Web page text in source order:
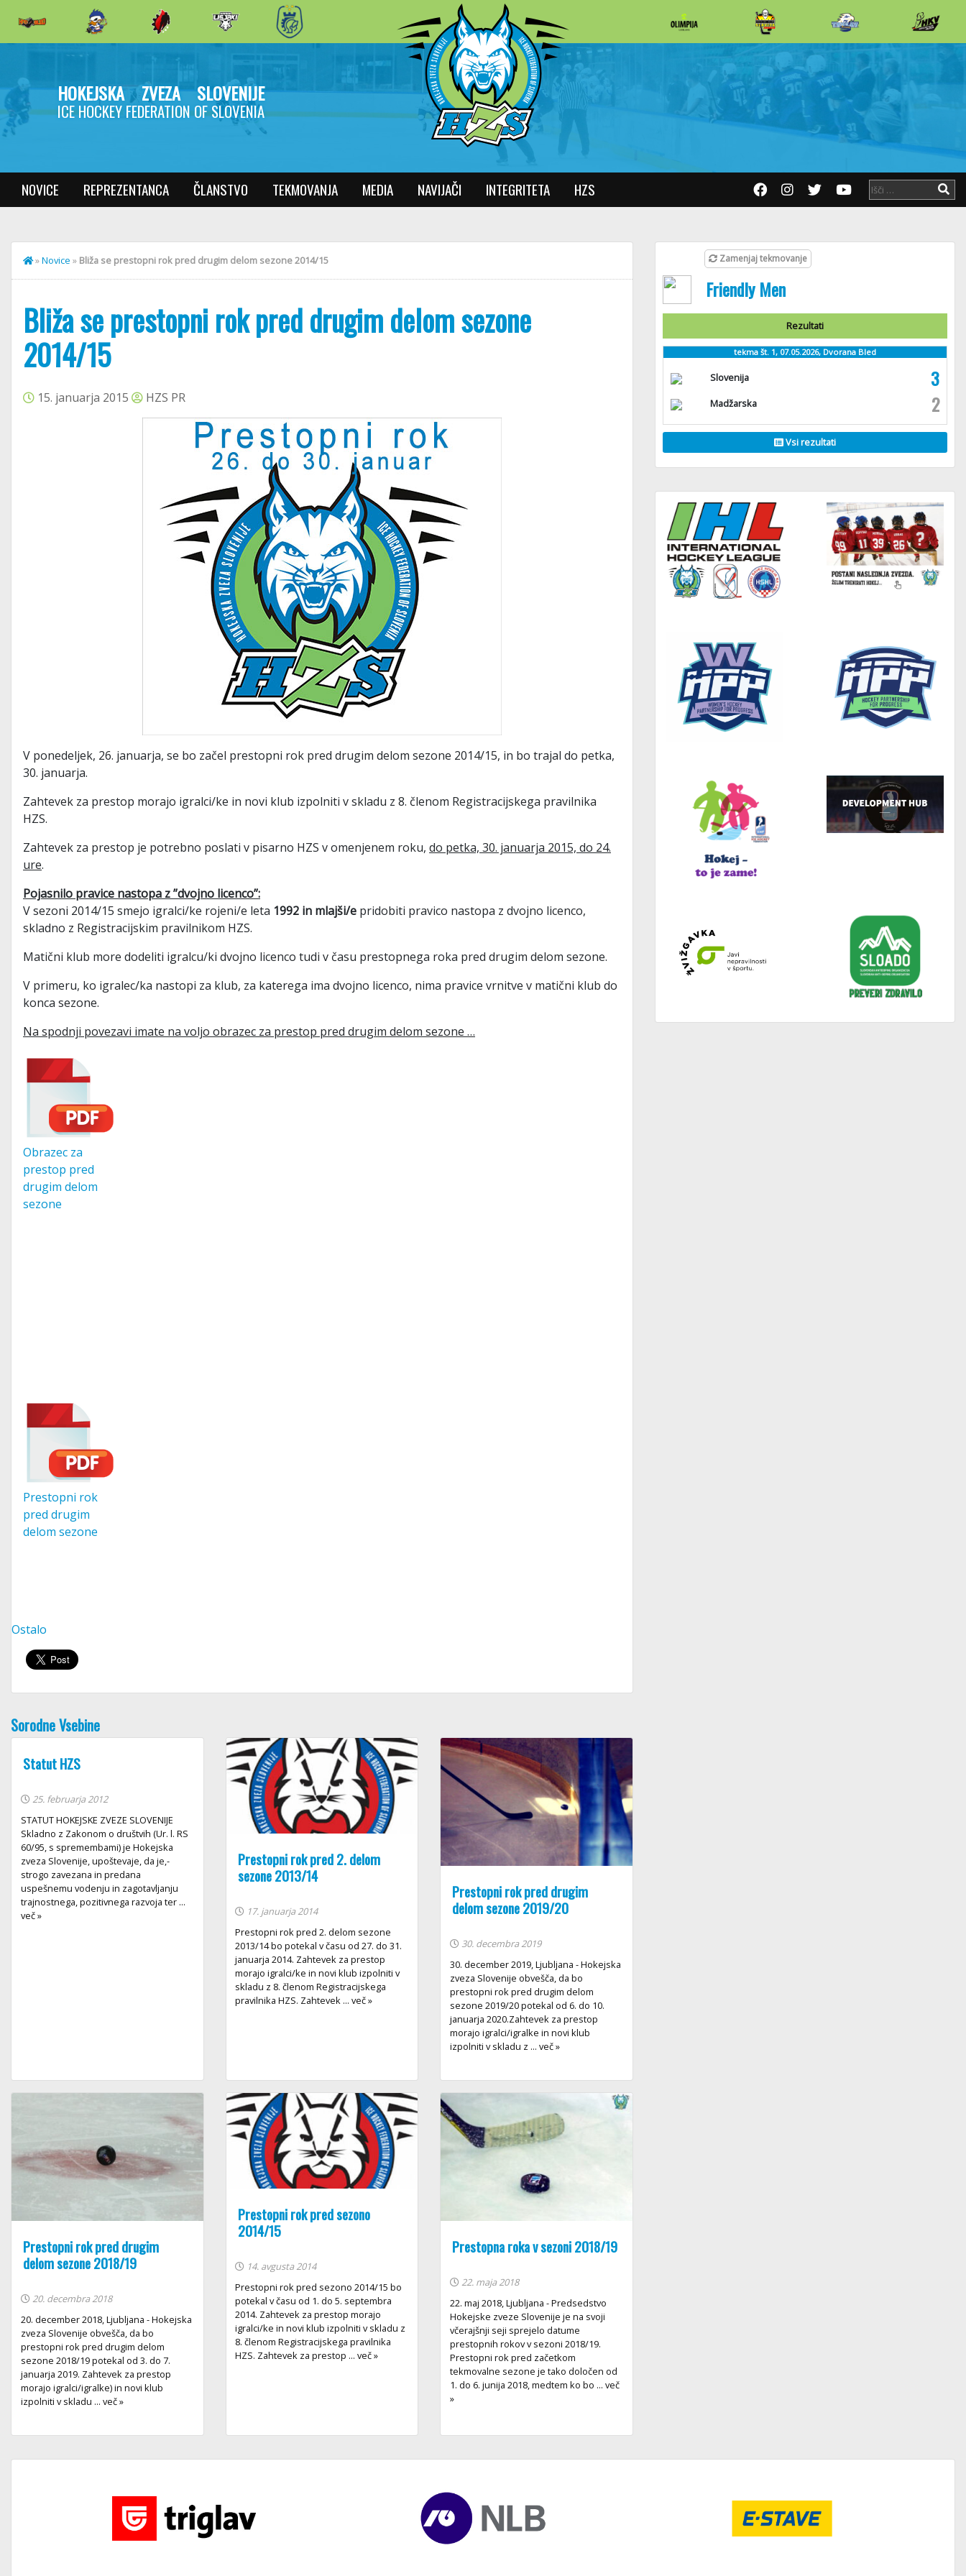
HOKEJSKA ZVEZA SLOVENIJE
ICE HOCKEY FEDERATION OF SLOVENIA
NOVICE REPREZENTANCA ČLANSTVO TEKMOVANJA MEDIA NAVIJAČI INTEGRITETA HZS
»Novice » Bliža se prestopni rok pred drugim delom sezone 2014/15
Bliža se prestopni rok pred drugim delom sezone
2014/15
15. januarja 2015 HZS PR
V ponedeljek, 26. januarja, se bo začel prestopni rok pred drugim delom sezone 2014/15, in bo trajal do petka,
30. januarja.
Zahtevek za prestop morajo igralci/ke in novi klub izpolniti v skladu z 8. členom Registracijskega pravilnika
HZS.
Zahtevek za prestop je potrebno poslati v pisarno HZS v omenjenem roku, do petka, 30. januarja 2015, do 24.
ure.
Pojasnilo pravice nastopa z ”dvojno licenco”:
V sezoni 2014/15 smejo igralci/ke rojeni/e leta 1992 in mlajši/e pridobiti pravico nastopa z dvojno licenco,
skladno z Registracijskim pravilnikom HZS.
Matični klub more dodeliti igralcu/ki dvojno licenco tudi v času prestopnega roka pred drugim delom sezone.
V primeru, ko igralec/ka nastopi za klub, za katerega ima dvojno licenco, nima pravice vrnitve v matični klub do
konca sezone.
Na spodnji povezavi imate na voljo obrazec za prestop pred drugim delom sezone …
Obrazec za
prestop pred
drugim delom
sezone
Prestopni rok
pred drugim
delom sezone
Ostalo
Sorodne Vsebine
Statut HZS
25. februarja 2012
STATUT HOKEJSKE ZVEZE SLOVENIJE
Skladno z Zakonom o društvih (Ur. l. RS
60/95, s spremembami) je Hokejska
zveza Slovenije, upoštevaje, da je,-
strogo zavezana in predana
uspešnemu vodenju in zagotavljanju
trajnostnega, pozitivnega razvoja ter ...
več »
Prestopni rok pred 2. delom
sezone 2013/14
17. januarja 2014
Prestopni rok pred 2. delom sezone
2013/14 bo potekal v času od 27. do 31.
januarja 2014. Zahtevek za prestop
morajo igralci/ke in novi klub izpolniti v
skladu z 8. členom Registracijskega
pravilnika HZS. Zahtevek ... več »
Prestopni rok pred drugim
delom sezone 2019/20
30. decembra 2019
30. december 2019, Ljubljana - Hokejska
zveza Slovenije obvešča, da bo
prestopni rok pred drugim delom
sezone 2019/20 potekal od 6. do 10.
januarja 2020.Zahtevek za prestop
morajo igralci/igralke in novi klub
izpolniti v skladu z ... več »
Prestopni rok pred drugim
delom sezone 2018/19
20. decembra 2018
20. december 2018, Ljubljana - Hokejska
zveza Slovenije obvešča, da bo
prestopni rok pred drugim delom
sezone 2018/19 potekal od 3. do 7.
januarja 2019. Zahtevek za prestop
morajo igralci/igralke) in novi klub
izpolniti v skladu ... več »
Prestopni rok pred sezono
2014/15
14. avgusta 2014
Prestopni rok pred sezono 2014/15 bo
potekal v času od 1. do 5. septembra
2014. Zahtevek za prestop morajo
igralci/ke in novi klub izpolniti v skladu z
8. členom Registracijskega pravilnika
HZS. Zahtevek za prestop ... več »
Prestopna roka v sezoni 2018/19
22. maja 2018
22. maj 2018, Ljubljana - Predsedstvo
Hokejske zveze Slovenije je na svoji
včerajšnji seji sprejelo datume
prestopnih rokov v sezoni 2018/19.
Prestopni rok pred začetkom
tekmovalne sezone je tako določen od
1. do 6. junija 2018, medtem ko bo ... več
»
Zamenjaj tekmovanje
Friendly Men
Rezultati
tekma št. 1, 07.05.2026, Dvorana Bled
Slovenija 3
Madžarska 2
Vsi rezultati